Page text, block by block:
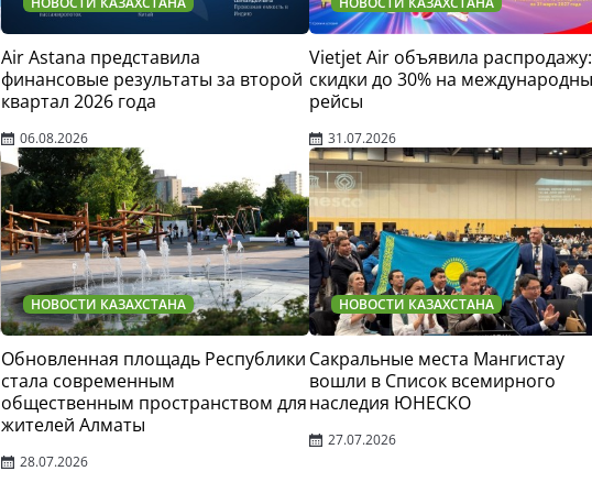
Air Astana представила
финансовые результаты за второй
квартал 2026 года
06.08.2026
Vietjet Air объявила распродажу:
скидки до 30% на
рейсы
31.07.2026
НОВОСТИ КАЗАХСТАНА
Обновленная площадь Республики
стала современным
общественным пространством для
жителей Алматы
28.07.2026
НОВОСТИ КАЗАХСТАНА
Сакральные места Мангистау
вошли в Список всемирного
наследия ЮНЕСКО
27.07.2026